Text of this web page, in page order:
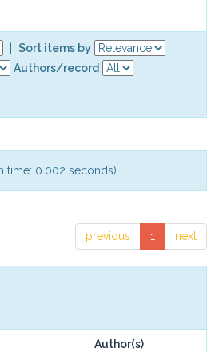
Sort items by
Authors/record
time: 0.002 seconds).
previous 1 next
Author(s)